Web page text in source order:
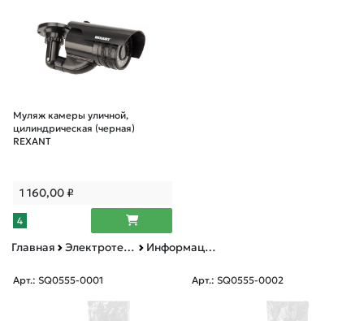
Муляж камеры уличной,
цилиндрическая (черная)
REXANT
1 160,00₽
4
Главная Электротехническая продукция Информационные знаки, таблички, бирки
Арт.: SQ0555-0001 Арт.: SQ0555-0002